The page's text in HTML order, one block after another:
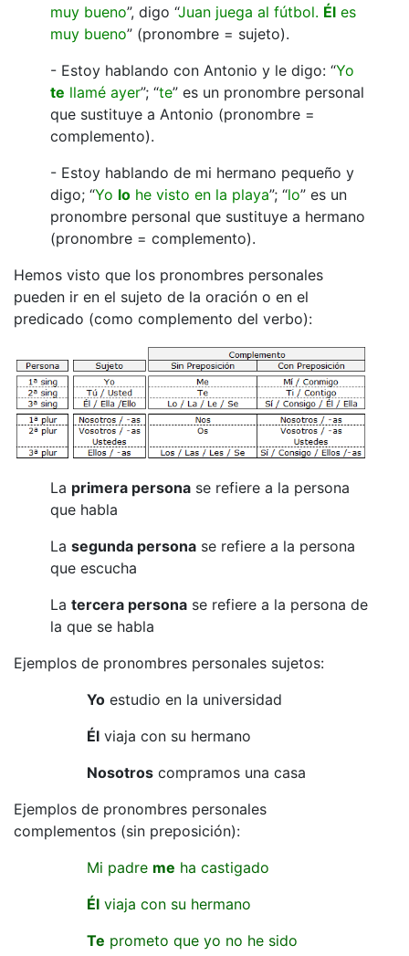
muy bueno”, digo “Juan juega al fútbol. Él es
muy bueno” (pronombre = sujeto).
- Estoy hablando con Antonio y le digo: “Yo
te llamé ayer”; “te” es un pronombre personal
que sustituye a Antonio (pronombre =
complemento).
- Estoy hablando de mi hermano pequeño y
digo; “Yo lo he visto en la playa”; “lo” es un
pronombre personal que sustituye a hermano
(pronombre = complemento).
Hemos visto que los pronombres personales
pueden ir en el sujeto de la oración o en el
predicado (como complemento del verbo):
La primera persona se refiere a la persona
que habla
La segunda persona se refiere a la persona
que escucha
La tercera persona se refiere a la persona de
la que se habla
Ejemplos de pronombres personales sujetos:
Yo estudio en la universidad
Él viaja con su hermano
Nosotros compramos una casa
Ejemplos de pronombres personales
complementos (sin preposición):
Mi padre me ha castigado
Él viaja con su hermano
Te prometo que yo no he sido